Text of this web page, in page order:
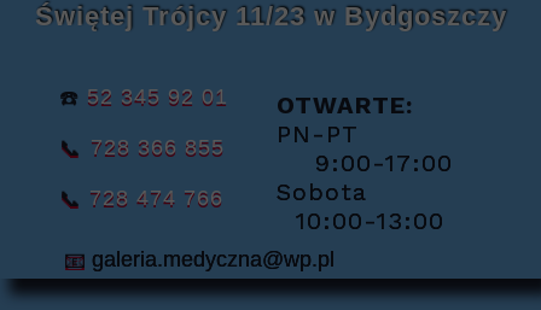
📧 galeria.medyczna@wp.pl
☎️ 52 345 92 01
📞 728 366 855
📞 728 474 766
OTWARTE:
PN-PT
9:00-17:00
Sobota
10:00-13:00
Świętej Trójcy 11/23 w Bydgoszczy